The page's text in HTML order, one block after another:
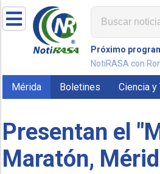
Próximo
NotiRASA con
Mérida Boletines Ciencia y
Presentan el
Maratón,